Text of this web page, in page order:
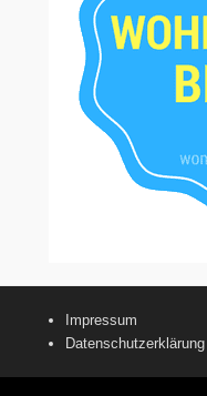
Impressum
Datenschutzerklärung